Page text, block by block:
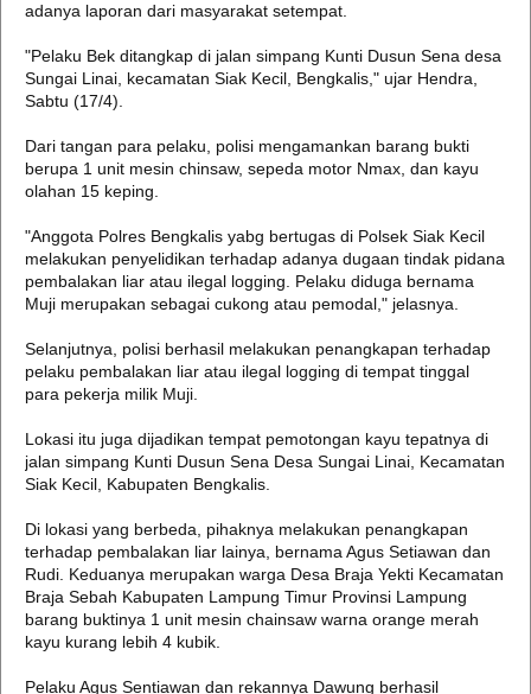
adanya laporan dari masyarakat setempat.
"Pelaku Bek ditangkap di jalan simpang Kunti Dusun Sena desa
Sungai Linai, kecamatan Siak Kecil, Bengkalis," ujar Hendra,
Sabtu (17/4).
Dari tangan para pelaku, polisi mengamankan barang bukti
berupa 1 unit mesin chinsaw, sepeda motor Nmax, dan kayu
olahan 15 keping.
"Anggota Polres Bengkalis yabg bertugas di Polsek Siak Kecil
melakukan penyelidikan terhadap adanya dugaan tindak pidana
pembalakan liar atau ilegal logging. Pelaku diduga bernama
Muji merupakan sebagai cukong atau pemodal," jelasnya.
Selanjutnya, polisi berhasil melakukan penangkapan terhadap
pelaku pembalakan liar atau ilegal logging di tempat tinggal
para pekerja milik Muji.
Lokasi itu juga dijadikan tempat pemotongan kayu tepatnya di
jalan simpang Kunti Dusun Sena Desa Sungai Linai, Kecamatan
Siak Kecil, Kabupaten Bengkalis.
Di lokasi yang berbeda, pihaknya melakukan penangkapan
terhadap pembalakan liar lainya, bernama Agus Setiawan dan
Rudi. Keduanya merupakan warga Desa Braja Yekti Kecamatan
Braja Sebah Kabupaten Lampung Timur Provinsi Lampung
barang buktinya 1 unit mesin chainsaw warna orange merah
kayu kurang lebih 4 kubik.
Pelaku Agus Sentiawan dan rekannya Dawung berhasil